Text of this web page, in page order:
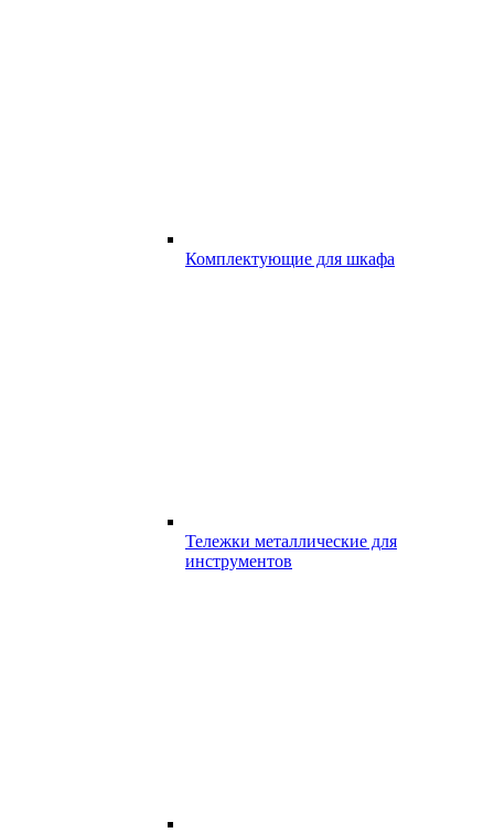
Комплектующие для шкафа
Тележки металлические для
инструментов